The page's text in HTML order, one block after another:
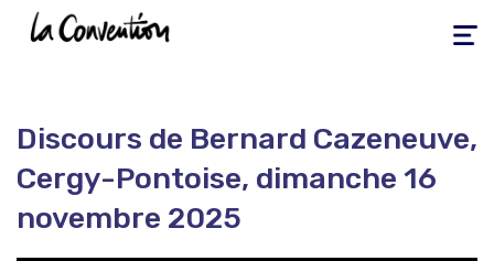
Toggle
Discours de Bernard Cazeneuve,
Cergy-Pontoise, dimanche 16
novembre 2025